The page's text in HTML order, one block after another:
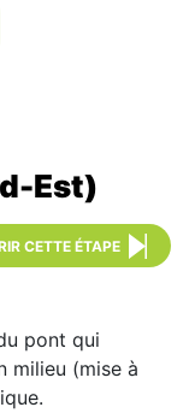
Est)
CETTE ÉTAPE
pont qui
milieu (mise à